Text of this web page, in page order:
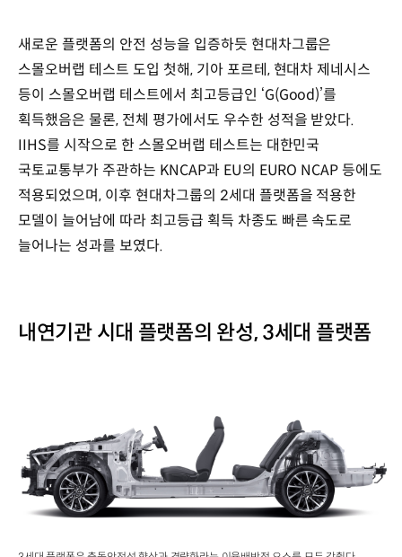
새로운 플랫폼의 안전 성능을 입증하듯 현대차그룹은
스몰오버랩 테스트 도입 첫해, 기아 포르테, 현대차 제네시스
등이 스몰오버랩 테스트에서 최고등급인 ‘G(Good)’를
획득했음은 물론, 전체 평가에서도 우수한 성적을 받았다.
IIHS를 시작으로 한 스몰오버랩 테스트는 대한민국
국토교통부가 주관하는 KNCAP과 EU의 EURO NCAP 등에도
적용되었으며, 이후 현대차그룹의 2세대 플랫폼을 적용한
모델이 늘어남에 따라 최고등급 획득 차종도 빠른 속도로
늘어나는 성과를 보였다.
내연기관 시대 플랫폼의 완성, 3세대 플랫폼